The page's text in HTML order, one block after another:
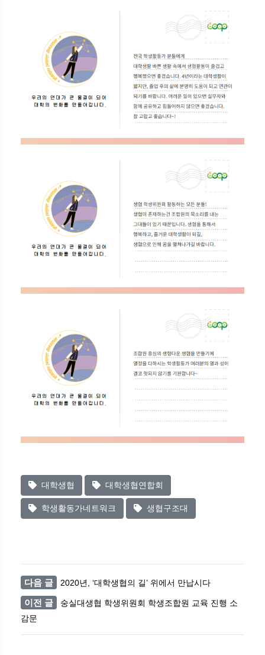
대학생협 대학생협연합회
학생활동가네트워크 생협구조대
다음 글 2020년, ‘대학생협의 길’ 위에서 만납시다
이전 글
숭실대생협 학생위원회 학생조합원 교육 진행 소
감문